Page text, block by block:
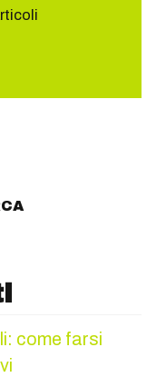
come farsi